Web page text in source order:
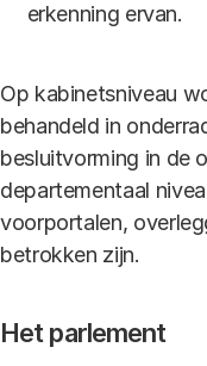
erkenning ervan.
Op kabinetsniveau
behandeld in
besluitvorming in de
departementaal
voorportalen,
betrokken zijn.
Het parlement